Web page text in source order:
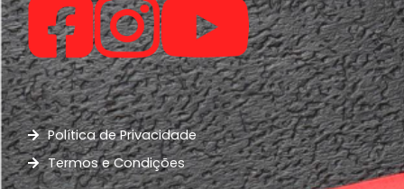
Política de Privacidade
Termos e Condições